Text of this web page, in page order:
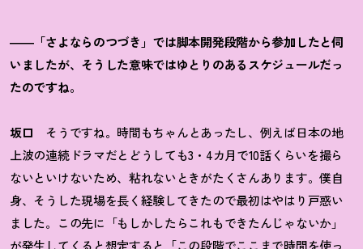
――「さよならのつづき」では脚本開発段階から参加したと伺
いましたが、そうした意味ではゆとりのあるスケジュールだっ
たのですね。
坂口 そうですね。時間もちゃんとあったし、例えば日本の地
上波の連続ドラマだとどうしても3・4カ月で10話くらいを撮ら
ないといけないため、粘れないときがたくさんあります。僕自
身、そうした現場を長く経験してきたので最初はやはり戸惑い
ました。この先に「もしかしたらこれもできたんじゃないか」
が発生してくると想定すると「この段階でここまで時間を使っ